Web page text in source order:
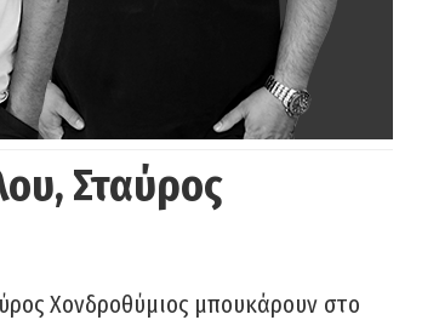
Σταύρος
Χονδροθύμιος μπουκάρουν στο